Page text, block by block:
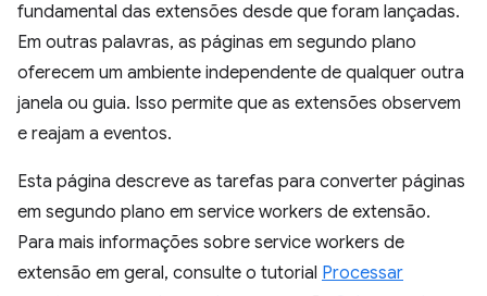
fundamental das extensões desde que foram lançadas.
Em outras palavras, as páginas em segundo plano
oferecem um ambiente independente de qualquer outra
janela ou guia. Isso permite que as extensões observem
e reajam a eventos.
Esta página descreve as tarefas para converter páginas
em segundo plano em service workers de extensão.
Para mais informações sobre service workers de
extensão em geral, consulte o tutorial Processar